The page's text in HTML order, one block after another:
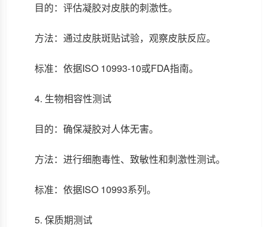
目的：评估凝胶对皮肤的刺激性。
方法：通过皮肤斑贴试验，观察皮肤反应。
标准：依据ISO 10993-10或FDA指南。
4. 生物相容性测试
目的：确保凝胶对人体无害。
方法：进行细胞毒性、致敏性和刺激性测试。
标准：依据ISO 10993系列。
5. 保质期测试